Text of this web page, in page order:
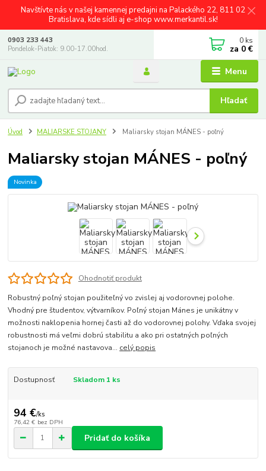
Navštívte nás v našej kamennej predajni na Palackého 22, 811 02
Bratislava, kde sídli aj e-shop www.merkantil.sk!
Menu
Hľadať
0903 233 443
Pondelok-Piatok: 9.00-17.00hod.
0 ks
za 0 €
Úvod MALIARSKE STOJANY Maliarsky stojan MÁNES - poľný
Maliarsky stojan MÁNES - poľný
Novinka
Ohodnotiť produkt
Robustný poľný stojan použiteľný vo zvislej aj vodorovnej polohe.
Vhodný pre študentov, výtvarníkov. Poľný stojan Mánes je unikátny v
možnosti naklopenia hornej časti až do vodorovnej polohy. Vďaka svojej
robustnosti má veľmi dobrú stabilitu a ako pri ostatných poľných
stojanoch je možné nastavova... celý popis
Dostupnosť Skladom 1 ks
94 €/ks
76,42 € bez DPH
Pridať do košíka